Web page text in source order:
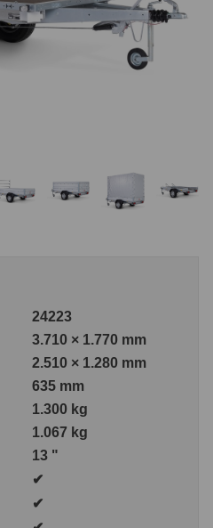
24223
3.710 × 1.770 mm
2.510 × 1.280 mm
635 mm
1.300 kg
1.067 kg
13 "
✔
✔